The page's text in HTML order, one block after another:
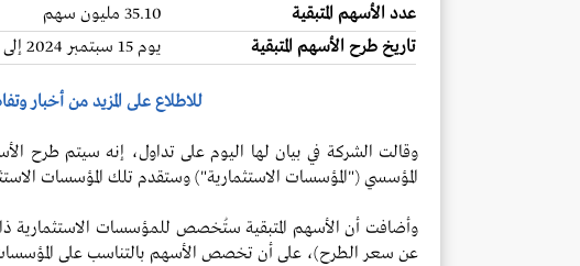
عدد الأسهم المتبقية
35.10 مليون سهم
تاريخ طرح الأسهم المتبقية
يوم 15 سبتمبر 2024 إلى يوم 16 سبتمبر 2024
للاطلاع على المزيد من أخبار
وقالت الشركة في بيان لها اليوم على تداول، إنه سيتم طرح
المؤسسي ("المؤسسات الاستثمارية") وستقدم تلك المؤسسات
وأضافت أن الأسهم المتبقية ستُخصص للمؤسسات الاستثمارية
عن سعر الطرح)، على أن تخصص الأسهم بالتناسب على